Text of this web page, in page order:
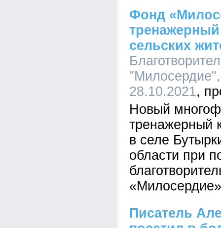
Фонд
сельских
28.10.2021
Новый
тренажерный
в селе
области при
Писатель